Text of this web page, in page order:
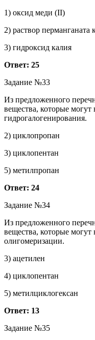
1) оксид меди (II)
2) раствор перманганата
3) гидроксид калия
Ответ: 25
Задание №33
Из предложенного
вещества, которые могут
гидрогалогенирования.
2) циклопропан
3) циклопентан
5) метилпропан
Ответ: 24
Задание №34
Из предложенного
вещества, которые могут
олигомеризации.
3) ацетилен
4) циклопентан
5) метилциклогексан
Ответ: 13
Задание №35